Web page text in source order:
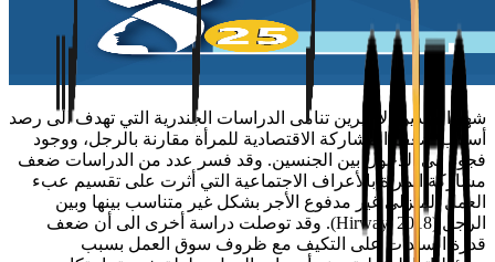
شهد العقدين الأخيرين تنامى الدراسات الجندرية التي تهدف الى رصد
أسباب ضعف المشاركة الاقتصادية للمرأة مقارنة بالرجل، ووجود
فجوة في الدخول بين الجنسين. وقد فسر عدد من الدراسات ضعف
مشاركة المرأة بالأعراف الاجتماعية التي أثرت على تقسيم عبء
العمل المنزلي غير مدفوع الأجر بشكل غير متناسب بينها وبين
الرجل (Hirway, 2018). وقد توصلت دراسة أخرى الى أن ضعف
قدرة السيدات على التكيف مع ظروف سوق العمل بسبب